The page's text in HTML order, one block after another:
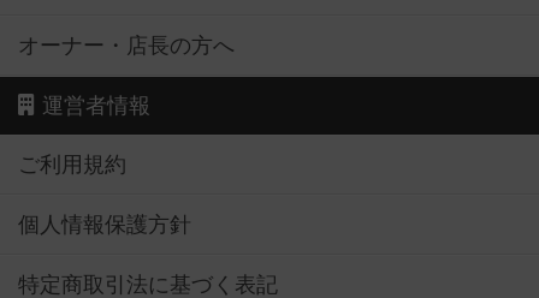
オーナー・店長の方へ
運営者情報
ご利用規約
個人情報保護方針
特定商取引法に基づく表記